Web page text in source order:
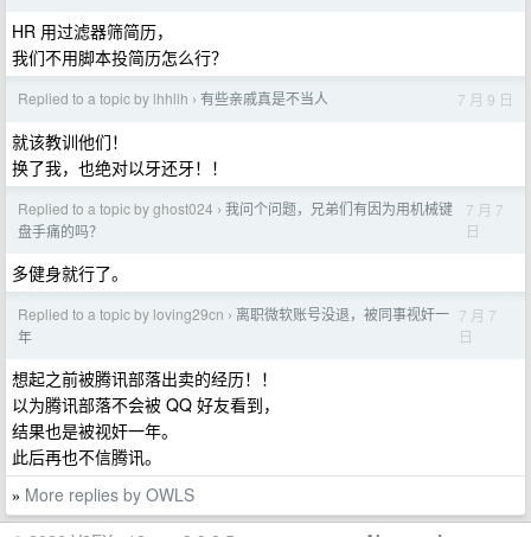
HR 用过滤器筛简历，
我们不用脚本投简历怎么行？
Replied to a topic by lhhllh › 有些亲戚真是不当人 7 月 9 日
就该教训他们！
换了我，也绝对以牙还牙！！
Replied to a topic by ghost024 › 我问个问题，兄弟们有因为用机械键
盘手痛的吗？
7 月 7
日
多健身就行了。
Replied to a topic by loving29cn › 离职微软账号没退，被同事视奸一
年
7 月 7
日
想起之前被腾讯部落出卖的经历！！
以为腾讯部落不会被 QQ 好友看到，
结果也是被视奸一年。
此后再也不信腾讯。
» More replies by OWLS